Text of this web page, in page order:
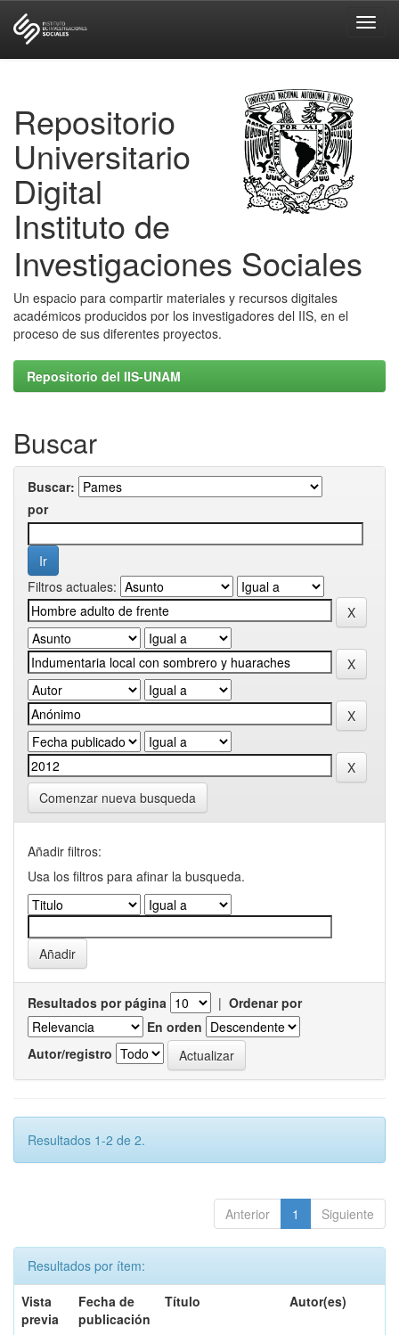
Repositorio
Universitario
Digital
Instituto de
Investigaciones Sociales
Un espacio para compartir materiales y recursos digitales
académicos producidos por los investigadores del IIS, en el
proceso de sus diferentes proyectos.
Repositorio del IIS-UNAM
Buscar
Buscar:
por
Filtros actuales:
Comenzar nueva busqueda
Añadir filtros:
Usa los filtros para afinar la busqueda.
Resultados por página | Ordenar por
En orden
Autor/registro
Resultados 1-2 de 2.
Anterior 1 Siguiente
Resultados por ítem:
Vista
previa
Fecha de
publicación
Título Autor(es)